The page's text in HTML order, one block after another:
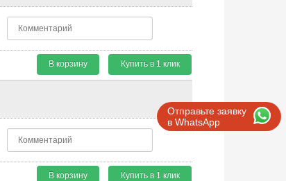
Отправьте заявку
в WhatsApp
В корзину Купить в 1 клик
В корзину Купить в 1 клик